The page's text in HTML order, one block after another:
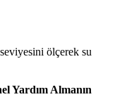
ölçerek su
Yardım Almanın